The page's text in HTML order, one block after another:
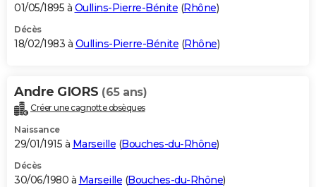
01/05/1895 à Oullins-Pierre-Bénite (Rhône)
Décès
18/02/1983 à Oullins-Pierre-Bénite (Rhône)
Andre GIORS (65 ans)
Créer une cagnotte obsèques
Naissance
29/01/1915 à Marseille (Bouches-du-Rhône)
Décès
30/06/1980 à Marseille (Bouches-du-Rhône)